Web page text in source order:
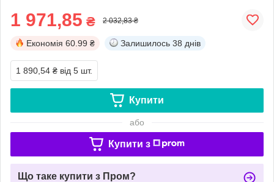
1 971,85 ₴ 2 032,83 ₴
Економія 60.99 ₴ Залишилось 38 днів
1 890,54 ₴ від 5 шт.
Купити
або
Купити з
Що таке купити з Пром?